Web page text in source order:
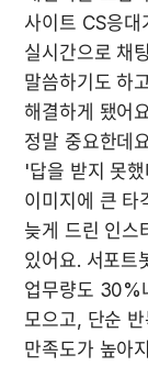
사이트 CS응대
실시간으로 채
말씀하기도 하
해결하게 됐어
정말 중요한데
'답을 받지 못
이미지에 큰 타
늦게 드린 인스
있어요. 서포트
업무량도 30%
모으고, 단순